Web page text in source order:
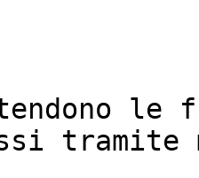
le
tramite